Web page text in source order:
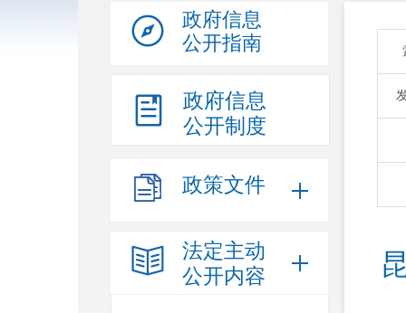
政府信息
公开指南
政府信息
公开制度
政策文件
法定主动
公开内容